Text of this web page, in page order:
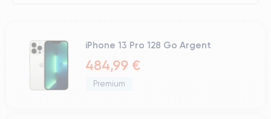
iPhone 13 Pro 128 Go Argent
484,99 €
Premium